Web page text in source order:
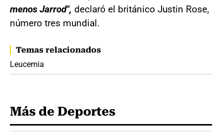
menos Jarrod", declaró el británico Justin Rose,
número tres mundial.
Temas relacionados
Leucemia
Más de Deportes